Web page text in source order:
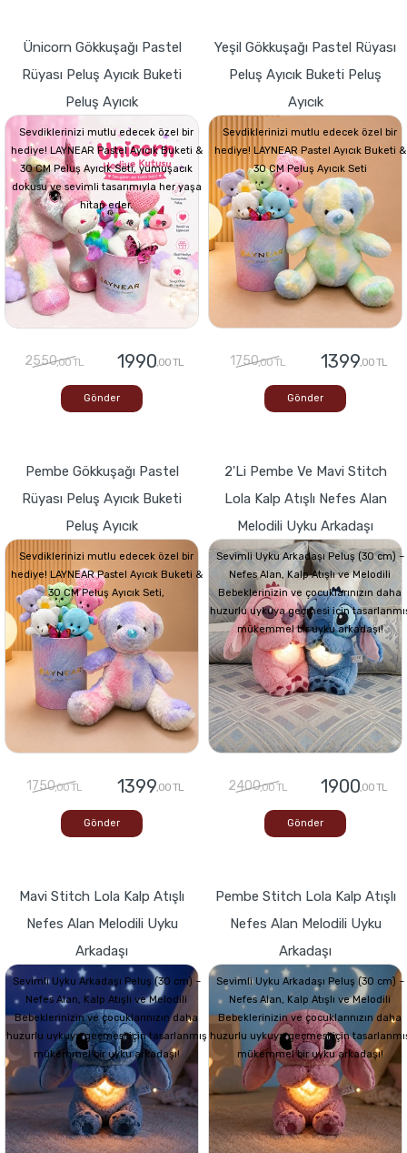
Ünicorn Gökkuşağı Pastel
Rüyası Peluş Ayıcık Buketi
Peluş Ayıcık
Sevdiklerinizi mutlu edecek özel bir
hediye! LAYNEAR Pastel Ayıcık Buketi &
30 CM Peluş Ayıcık Seti, yumuşacık
dokusu ve sevimli tasarımıyla her yaşa
hitap eder.
2550,00 TL 1990,00 TL
Gönder
Yeşil Gökkuşağı Pastel Rüyası
Peluş Ayıcık Buketi Peluş
Ayıcık
Sevdiklerinizi mutlu edecek özel bir
hediye! LAYNEAR Pastel Ayıcık Buketi &
30 CM Peluş Ayıcık Seti
1750,00 TL 1399,00 TL
Gönder
Pembe Gökkuşağı Pastel
Rüyası Peluş Ayıcık Buketi
Peluş Ayıcık
Sevdiklerinizi mutlu edecek özel bir
hediye! LAYNEAR Pastel Ayıcık Buketi &
30 CM Peluş Ayıcık Seti,
1750,00 TL 1399,00 TL
Gönder
2'li Pembe Ve Mavi Stitch
Lola Kalp Atışlı Nefes Alan
Melodili Uyku Arkadaşı
Sevimli Uyku Arkadaşı Peluş (30 cm) –
Nefes Alan, Kalp Atışlı ve Melodili
Bebeklerinizin ve çocuklarınızın daha
huzurlu uykuya geçmesi için
mükemmel bir uyku arkadaşı!
2400,00 TL 1900,00 TL
Gönder
Mavi Stitch Lola Kalp Atışlı
Nefes Alan Melodili Uyku
Arkadaşı
Sevimli Uyku Arkadaşı Peluş (30 cm) –
Nefes Alan, Kalp Atışlı ve Melodili
Bebeklerinizin ve çocuklarınızın daha
huzurlu uykuya geçmesi için tasarlanmış
mükemmel bir uyku arkadaşı!
Pembe Stitch Lola Kalp Atışlı
Nefes Alan Melodili Uyku
Arkadaşı
Sevimli Uyku Arkadaşı Peluş (30 cm) –
Nefes Alan, Kalp Atışlı ve Melodili
Bebeklerinizin ve çocuklarınızın daha
huzurlu uykuya geçmesi için
mükemmel bir uyku arkadaşı!